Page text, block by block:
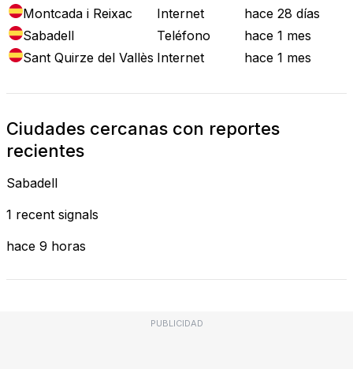
Montcada i Reixac
Internet
hace 28 días
Sabadell
Teléfono
hace 1 mes
Sant Quirze del Vallès Internet hace 1 mes
Ciudades cercanas con reportes
recientes
Sabadell
1 recent signals
hace 9 horas
PUBLICIDAD